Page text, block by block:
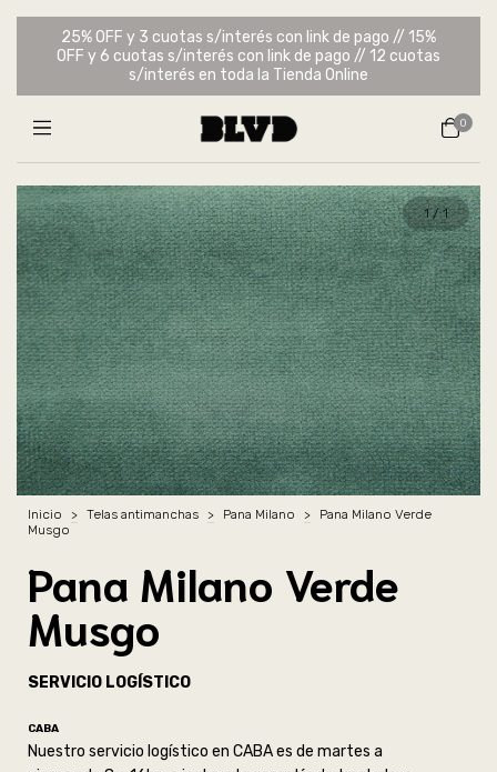
25% OFF y 3 cuotas s/interés con link de pago // 15%
OFF y 6 cuotas s/interés con link de pago // 12 cuotas
s/interés en toda la Tienda Online
0
1/1
Inicio > Telas antimanchas > Pana Milano >
Pana Milano Verde
Musgo
Pana Milano Verde
Musgo
SERVICIO LOGÍSTICO
CABA
Nuestro servicio logístico en CABA es de martes a